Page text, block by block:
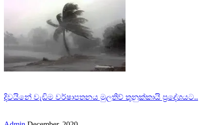
දිවයිනේ වැඩිම වර්ෂාපතනය මුලතිව් තුනුක්කායි ප්‍රදේශයට..